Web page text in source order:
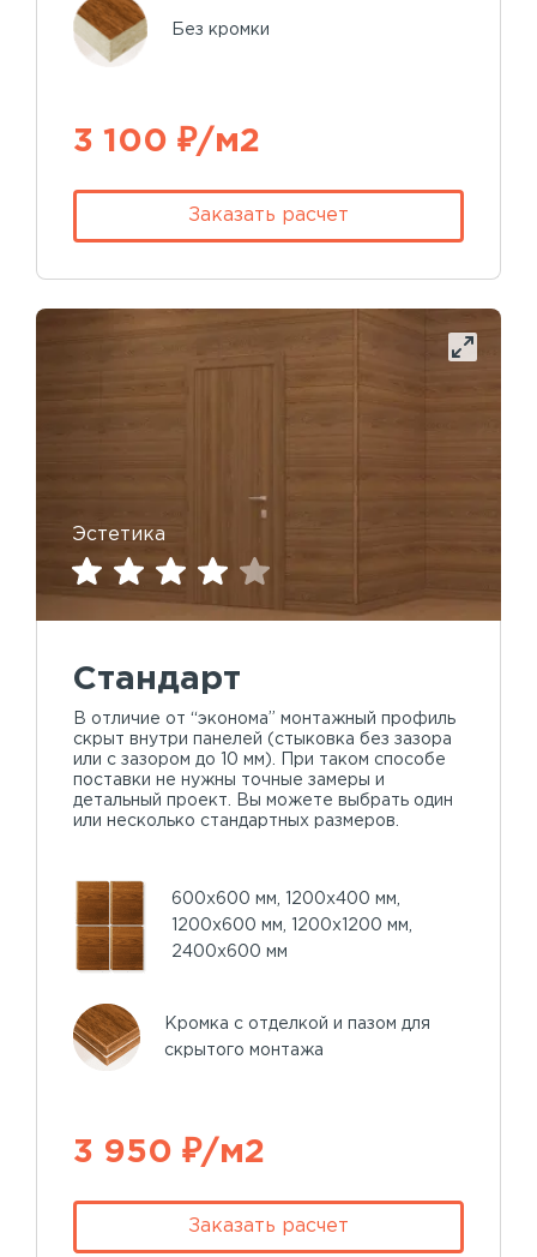
Без кромки
3 100 ₽/м2
Заказать расчет
Эстетика
Стандарт
В отличие от “эконома” монтажный профиль
скрыт внутри панелей (стыковка без зазора
или с зазором до 10 мм). При таком способе
поставки не нужны точные замеры и
детальный проект. Вы можете выбрать один
или несколько стандартных размеров.
600х600 мм, 1200х400 мм,
1200х600 мм, 1200х1200 мм,
2400х600 мм
Кромка с отделкой и пазом для
скрытого монтажа
3 950 ₽/м2
Заказать расчет